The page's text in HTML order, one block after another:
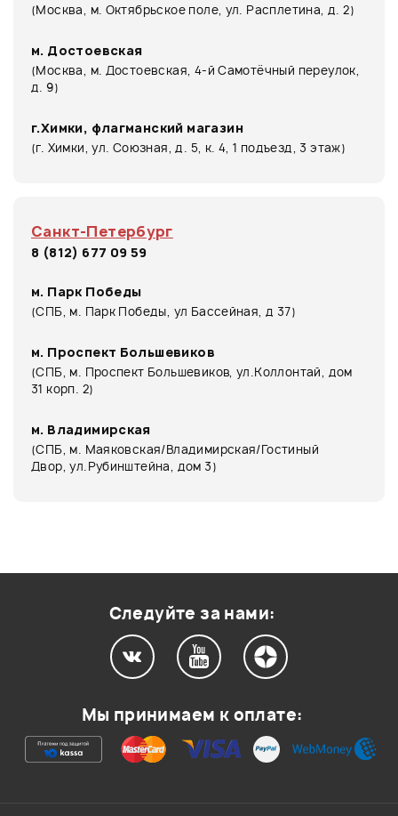
(Москва, м. Октябрьское поле, ул. Расплетина, д. 2)
м. Достоевская
(Москва, м. Достоевская, 4-й Самотёчный переулок,
д. 9)
г.Химки, флагманский магазин
(г. Химки, ул. Союзная, д. 5, к. 4, 1 подъезд, 3 этаж)
Санкт-Петербург
8 (812) 677 09 59
м. Парк Победы
(СПБ, м. Парк Победы, ул Бассейная, д 37)
м. Проспект Большевиков
(СПБ, м. Проспект Большевиков, ул.Коллонтай, дом
31 корп. 2)
м. Владимирская
(СПБ, м. Маяковская/Владимирская/Гостиный
Двор, ул.Рубинштейна, дом 3)
Следуйте за нами:
Мы принимаем к оплате: